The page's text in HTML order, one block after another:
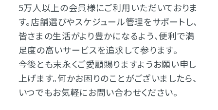
5万人以上の会員様にご利用いただいておりま
す。店舗選びやスケジュール管理をサポートし、
皆さまの生活がより豊かになるよう、便利で満
足度の高いサービスを追求して参ります。
今後とも末永くご愛顧賜りますようお願い申し
上げます。何かお困りのことがございましたら、
いつでもお気軽にお問い合わせください。